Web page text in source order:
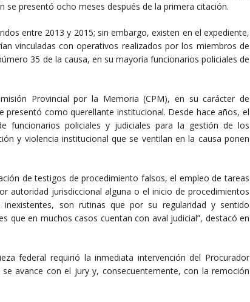
se presentó ocho meses después de la primera citación.
entre 2013 y 2015; sin embargo, existen en el expediente,
vinculadas con operativos realizados por los miembros de
35 de la causa, en su mayoría funcionarios policiales de
Provincial por la Memoria (CPM), en su carácter de
presentó como querellante institucional. Desde hace años, el
funcionarios policiales y judiciales para la gestión de los
y violencia institucional que se ventilan en la causa ponen
de testigos de procedimiento falsos, el empleo de tareas
autoridad jurisdiccional alguna o el inicio de procedimientos
son rutinas que por su regularidad y sentido
que en muchos casos cuentan con aval judicial”, destacó en
federal requirió la inmediata intervención del Procurador
avance con el jury y, consecuentemente, con la remoción